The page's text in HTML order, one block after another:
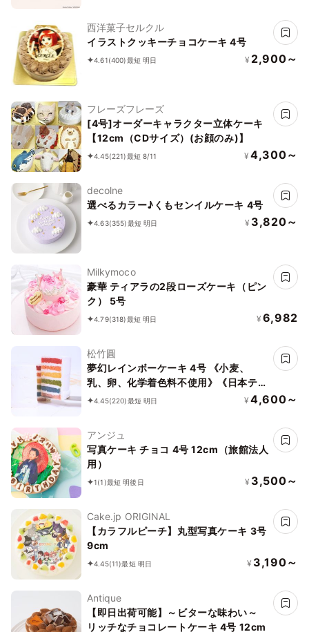
西洋菓子セルクル
イラストクッキーチョコケーキ 4号
4.61(400)最短 明日 ¥ 2,900～
フレーズフレーズ
[4号]オーダーキャラクター立体ケーキ
【12cm（CDサイズ）(お顔のみ)】
4.45(221)最短 8/11 ¥ 4,300～
decolne
選べるカラー♪くもセンイルケーキ 4号
4.63(355)最短 明日 ¥ 3,820～
Milkymoco
豪華 ティアラの2段ローズケーキ（ピン
ク） 5号
4.79(318)最短 明日 ¥ 6,982
松竹圓
夢幻レインボーケーキ 4号 《小麦、
乳、卵、化学着色料不使用》《日本テレ
ビヒルナンデスの紹介作》【ベビー&キ
4.45(220)最短 明日 ¥ 4,600～
アンジュ
写真ケーキ チョコ 4号 12cm（旅館法人
用）
1(1)最短 明後日 ¥ 3,500～
Cake.jp ORIGINAL
【カラフルピーチ】丸型写真ケーキ 3号
9cm
4.45(11)最短 明日 ¥ 3,190～
Antique
【即日出荷可能】～ビターな味わい～
リッチなチョコレートケーキ 4号 12cm